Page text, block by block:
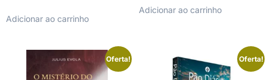
Adicionar ao carrinho
Adicionar ao carrinho
Oferta! Oferta!